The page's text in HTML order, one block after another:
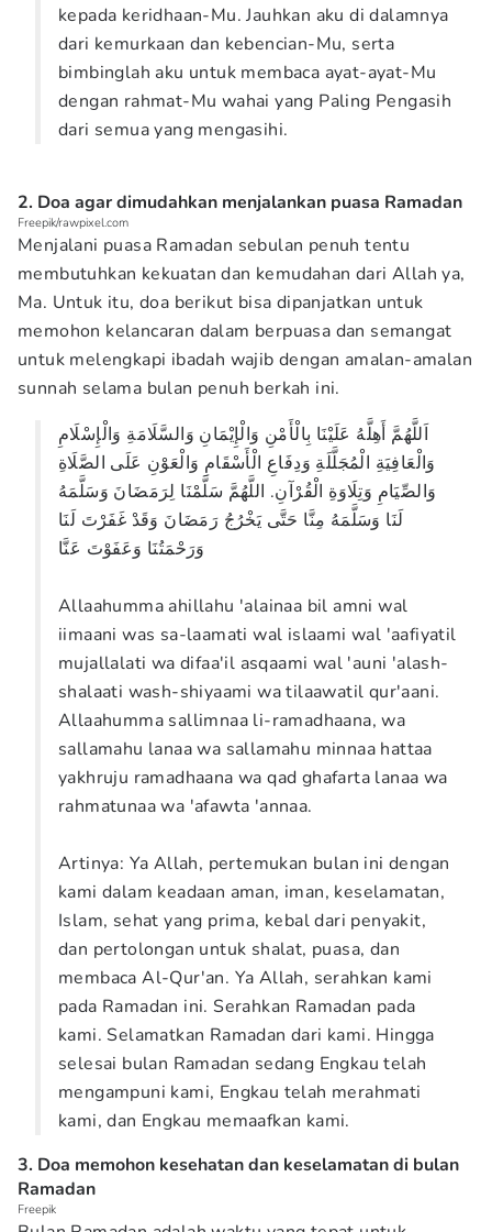
kepada keridhaan-Mu. Jauhkan aku di dalamnya
dari kemurkaan dan kebencian-Mu, serta
bimbinglah aku untuk membaca ayat-ayat-Mu
dengan rahmat-Mu wahai yang Paling Pengasih
dari semua yang mengasihi.
2. Doa agar dimudahkan menjalankan puasa Ramadan
Freepik/rawpixel.com
Menjalani puasa Ramadan sebulan penuh tentu
membutuhkan kekuatan dan kemudahan dari Allah ya,
Ma. Untuk itu, doa berikut bisa dipanjatkan untuk
memohon kelancaran dalam berpuasa dan semangat
untuk melengkapi ibadah wajib dengan amalan-amalan
sunnah selama bulan penuh berkah ini.
اَللَّهُمَّ أَهِلَّهُ عَلَيْنَا بِالْأَمْنِ وَالْإِيْمَانِ وَالسَّلَامَةِ وَالْإِسْلَامِ
وَالْعَافِيَةِ الْمُجَلَّلَةِ وَدِفَاعِ الْأَسْقَامِ وَالْعَوْنِ عَلَى الصَّلَاةِ
وَالصِّيَامِ وَتِلَاوَةِ الْقُرْآنِ. اللَّهُمَّ سَلَّمْنَا لِرَمَضَانَ وَسَلَّمَهُ
لَنَا وَسَلَّمَهُ مِنَّا حَتَّى يَخْرُجُ رَمَضَانَ وَقَدْ غَفَرْتَ لَنَا
وَرَحْمَتُنَا وَعَفَوْتَ عَنَّا
Allaahumma ahillahu 'alainaa bil amni wal
iimaani was sa-laamati wal islaami wal 'aafiyatil
mujallalati wa difaa'il asqaami wal 'auni 'alash-
shalaati wash-shiyaami wa tilaawatil qur'aani.
Allaahumma sallimnaa li-ramadhaana, wa
sallamahu lanaa wa sallamahu minnaa hattaa
yakhruju ramadhaana wa qad ghafarta lanaa wa
rahmatunaa wa 'afawta 'annaa.
Artinya: Ya Allah, pertemukan bulan ini dengan
kami dalam keadaan aman, iman, keselamatan,
Islam, sehat yang prima, kebal dari penyakit,
dan pertolongan untuk shalat, puasa, dan
membaca Al-Qur'an. Ya Allah, serahkan kami
pada Ramadan ini. Serahkan Ramadan pada
kami. Selamatkan Ramadan dari kami. Hingga
selesai bulan Ramadan sedang Engkau telah
mengampuni kami, Engkau telah merahmati
kami, dan Engkau memaafkan kami.
3. Doa memohon kesehatan dan keselamatan di bulan
Ramadan
Freepik